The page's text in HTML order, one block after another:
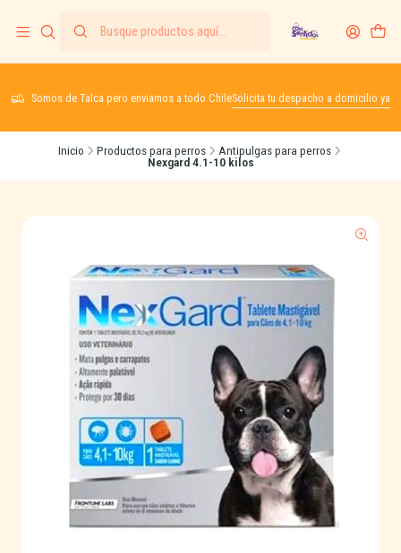
Somos de Talca pero enviamos a todo ChileSolicita tu despacho a domicilio ya
Inicio Productos para perros
Antipulgas para perros
Nexgard 4.1-10 kilos